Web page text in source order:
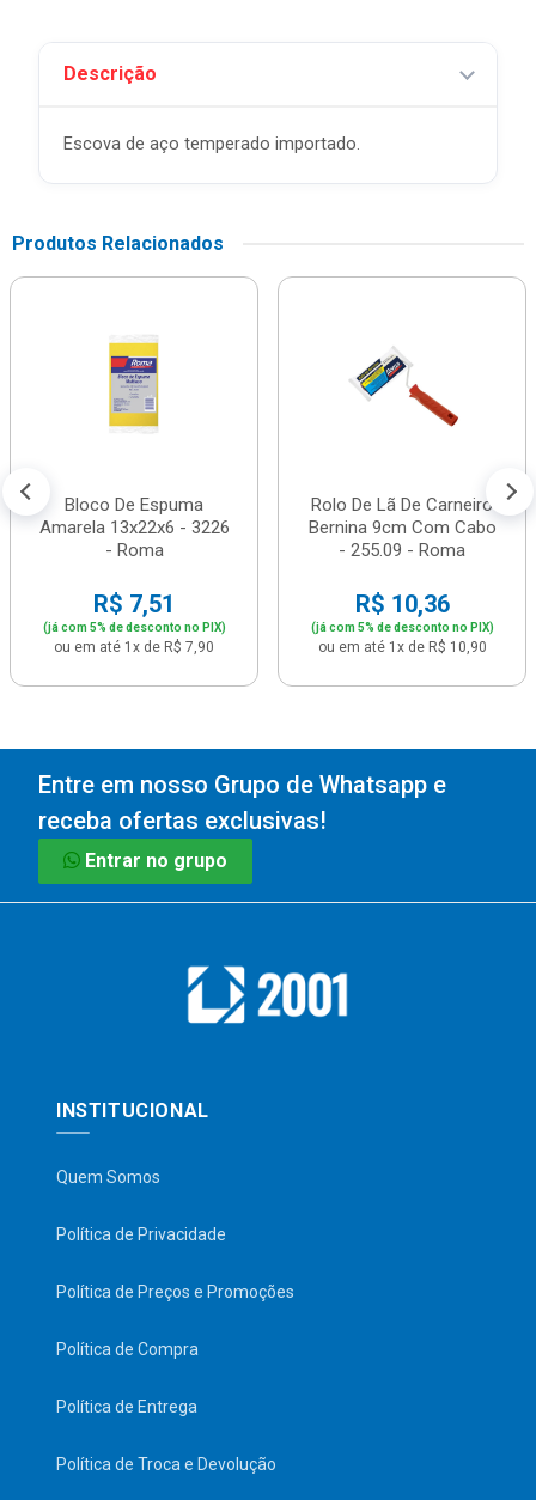
Descrição
Escova de aço temperado importado.
Produtos Relacionados
Bloco De Espuma
Amarela 13x22x6 - 3226
- Roma
R$ 7,51
(já com 5% de desconto no PIX)
ou em até 1x de R$ 7,90
Rolo De Lã De Carneiro
Bernina 9cm Com Cabo
- 255.09 - Roma
R$ 10,36
(já com 5% de desconto no PIX)
ou em até 1x de R$ 10,90
Entre em nosso Grupo de Whatsapp e
receba ofertas exclusivas!
Entrar no grupo
INSTITUCIONAL
Quem Somos
Política de Privacidade
Política de Preços e Promoções
Política de Compra
Política de Entrega
Política de Troca e Devolução